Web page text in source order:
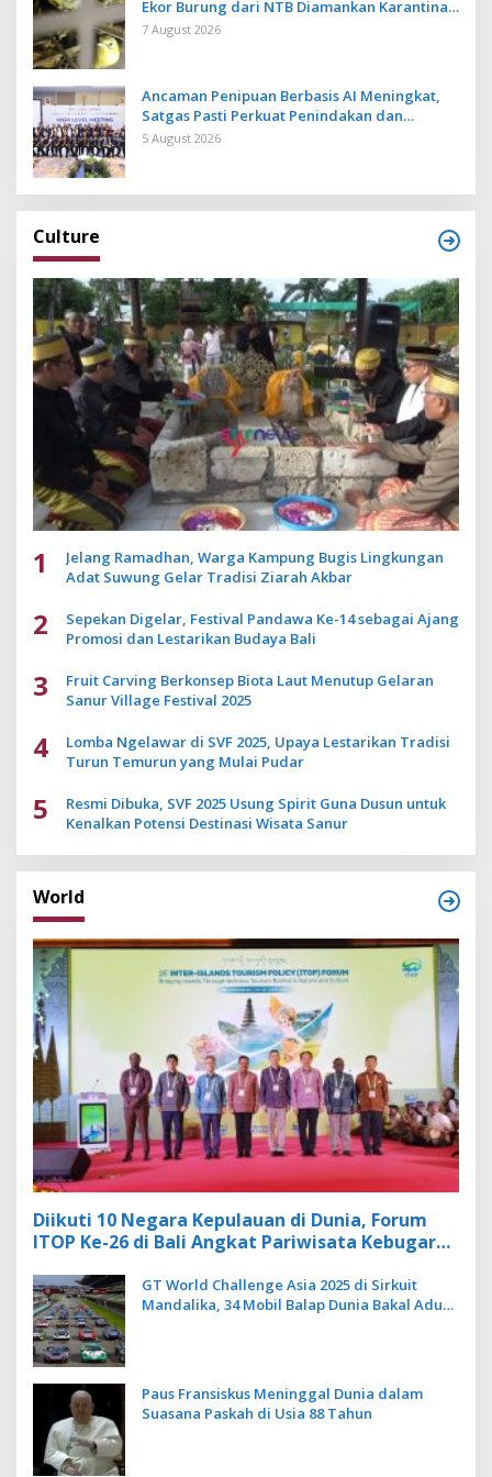
Ekor Burung dari NTB Diamankan Karantina
Bali
7 August 2026
Ancaman Penipuan Berbasis AI Meningkat,
Satgas Pasti Perkuat Penindakan dan
Pengembangan Aplikasi Anti Penipuan
5 August 2026
Culture
1
Jelang Ramadhan, Warga Kampung Bugis Lingkungan
Adat Suwung Gelar Tradisi Ziarah Akbar
2
Sepekan Digelar, Festival Pandawa Ke-14 sebagai Ajang
Promosi dan Lestarikan Budaya Bali
3
Fruit Carving Berkonsep Biota Laut Menutup Gelaran
Sanur Village Festival 2025
4
Lomba Ngelawar di SVF 2025, Upaya Lestarikan Tradisi
Turun Temurun yang Mulai Pudar
5
Resmi Dibuka, SVF 2025 Usung Spirit Guna Dusun untuk
Kenalkan Potensi Destinasi Wisata Sanur
World
Diikuti 10 Negara Kepulauan di Dunia, Forum
ITOP Ke-26 di Bali Angkat Pariwisata Kebugaran
GT World Challenge Asia 2025 di Sirkuit
Mandalika, 34 Mobil Balap Dunia Bakal Adu
Paus Fransiskus Meninggal Dunia dalam
Suasana Paskah di Usia 88 Tahun